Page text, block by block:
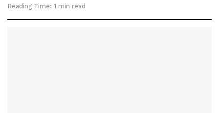
Reading Time: 1 min read